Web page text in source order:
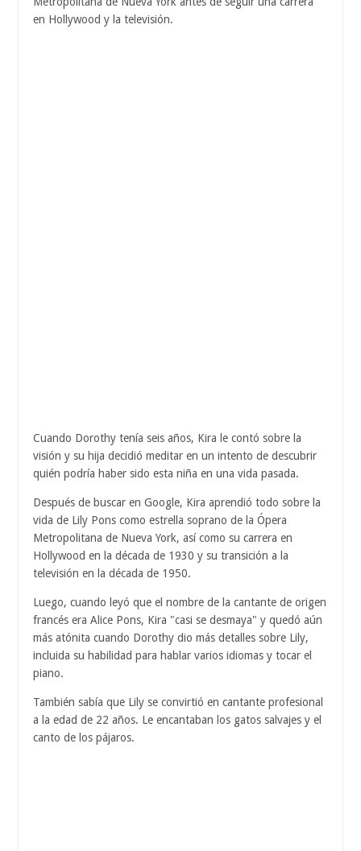
en Hollywood y la televisión.
Cuando Dorothy tenía seis años, Kira le contó sobre la
visión y su hija decidió meditar en un intento de descubrir
quién podría haber sido esta niña en una vida pasada.
Después de buscar en Google, Kira aprendió todo sobre la
vida de Lily Pons como estrella soprano de la Ópera
Metropolitana de Nueva York, así como su carrera en
Hollywood en la década de 1930 y su transición a la
televisión en la década de 1950.
Luego, cuando leyó que el nombre de la cantante de origen
francés era Alice Pons, Kira "casi se desmaya" y quedó aún
más atónita cuando Dorothy dio más detalles sobre Lily,
incluida su habilidad para hablar varios idiomas y tocar el
piano.
También sabía que Lily se convirtió en cantante profesional
a la edad de 22 años. Le encantaban los gatos salvajes y el
canto de los pájaros.